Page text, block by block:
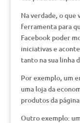
Na verdade, o que
ferramenta para
Facebook poder
iniciativas e
tanto na sua linha
Por exemplo, um
uma loja da
produtos da
Outro exemplo: